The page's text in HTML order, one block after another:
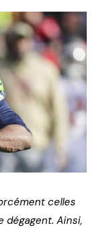
celles
dégagent. Ainsi,